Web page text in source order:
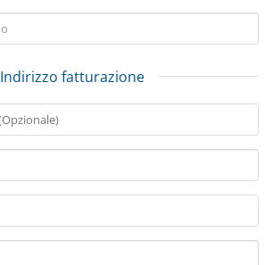
Indirizzo fatturazione